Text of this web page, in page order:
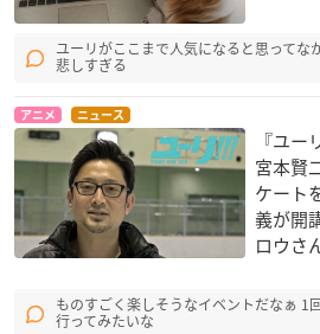
ユーリがここまで人気になると思ってな
悲しすぎる
アニメ ニュース
『ユ
宮本賢
ケート
義が開
ロウさ
ものすごく楽しそうなイベントだなぁ 1
行ってみたいな